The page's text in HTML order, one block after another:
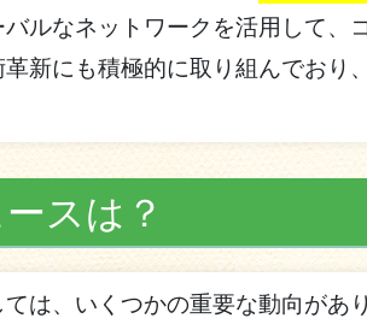
ルなネットワークを活用して
新にも積極的に取り組んでおり、
スは？
は、いくつかの重要な動向があ